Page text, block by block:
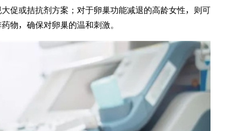
促或拮抗剂方案；对于卵巢功能减退的高龄女性，则可
物，确保对卵巢的温和刺激。